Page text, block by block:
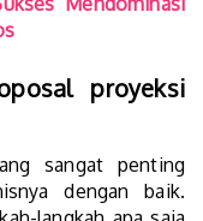
proyeksi
sangat penting
dengan baik.